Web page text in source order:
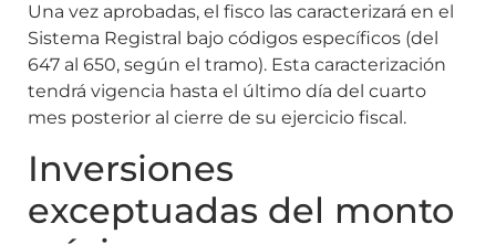
Una vez aprobadas, el fisco las caracterizará en el
Sistema Registral bajo códigos específicos (del
647 al 650, según el tramo). Esta caracterización
tendrá vigencia hasta el último día del cuarto
mes posterior al cierre de su ejercicio fiscal.
Inversiones
exceptuadas del monto